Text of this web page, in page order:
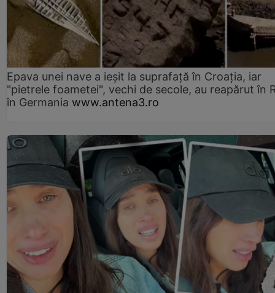
Epava unei nave a ieșit la suprafață în Croația, iar
"pietrele foametei", vechi de secole, au reapărut în
în Germania www.antena3.ro